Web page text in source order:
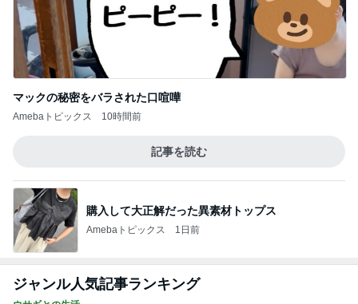
マックの秘密をバラされた口喧嘩
Amebaトピックス 10時間前
記事を読む
購入して大正解だった異素材トップス
Amebaトピックス 1日前
ジャンル人気記事ランキング